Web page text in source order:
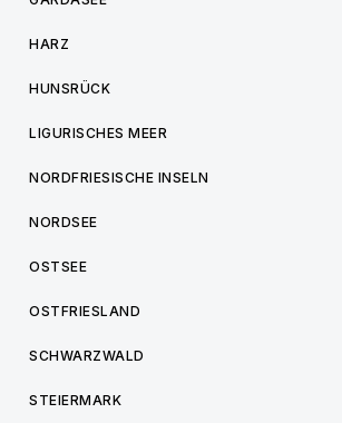
HARZ
HUNSRÜCK
LIGURISCHES MEER
NORDFRIESISCHE INSELN
NORDSEE
OSTSEE
OSTFRIESLAND
SCHWARZWALD
STEIERMARK